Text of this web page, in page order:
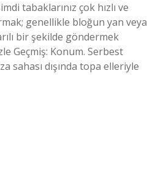
tabaklarınız çok hızlı ve
genellikle bloğun yan veya
bir şekilde göndermek
Geçmiş: Konum. Serbest
sahası dışında topa elleriyle